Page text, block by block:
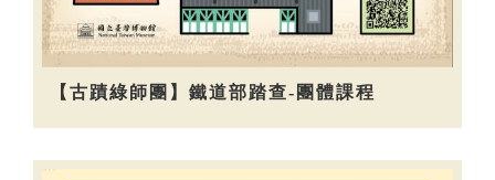
【古蹟綠師團】鐵道部踏查-團體課程